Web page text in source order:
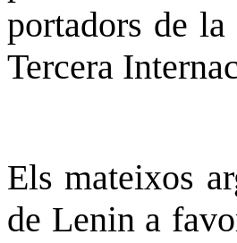
portadors de
Tercera
Els mateixos
de Lenin a